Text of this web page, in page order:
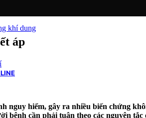
khí dung
áp
nguy hiểm, gây ra nhiều biến chứng
bệnh cần phải tuân theo các nguyên